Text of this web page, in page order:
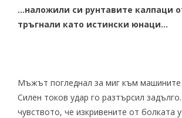
…наложили си рунтавите калпаци
тръгнали като истински юнаци…
Мъжът погледнал за миг към машините
Силен токов удар го разтърсил
чувството, че изкривените от болката